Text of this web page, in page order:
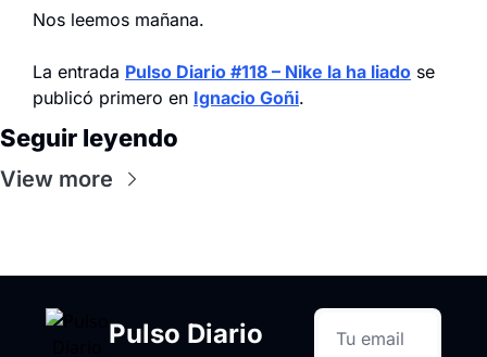
Nos leemos mañana.
La entrada Pulso Diario #118 – Nike la ha liado se
publicó primero en Ignacio Goñi.
Seguir leyendo
View more
Pulso Diario